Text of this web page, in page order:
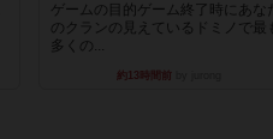
ゲームの目的ゲーム終了時にあな
のクランの見えているドミノで最
多くの...
約13時間前